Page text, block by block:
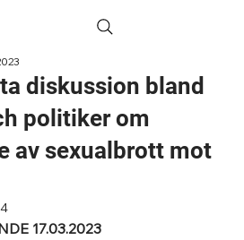
diskussion bland
politiker om
av sexualbrott mot
17.03.2023